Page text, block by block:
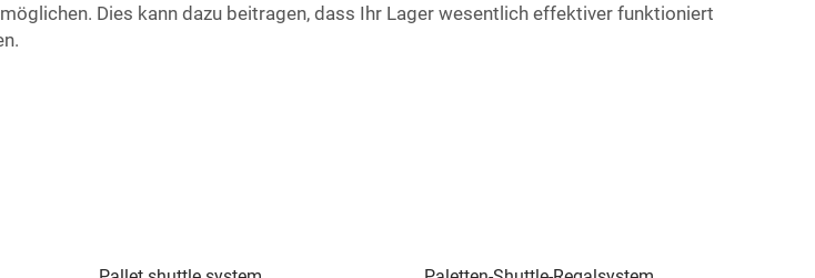
Dies kann dazu beitragen, dass Ihr Lager wesentlich effektiver funktioniert